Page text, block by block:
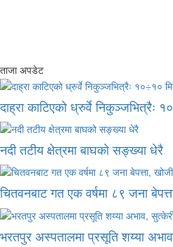
ताजा अपडेट
दाह्रा काटिएको ध्रुर्वे निकुञ्जभित्रैः
नदी तटीय क्षेत्रमा बाघको सङ्ख्या धेरै
चितवनबाट गत एक वर्षमा ८९ जना
भरतपुर अस्पतालमा प्रसूति शय्या